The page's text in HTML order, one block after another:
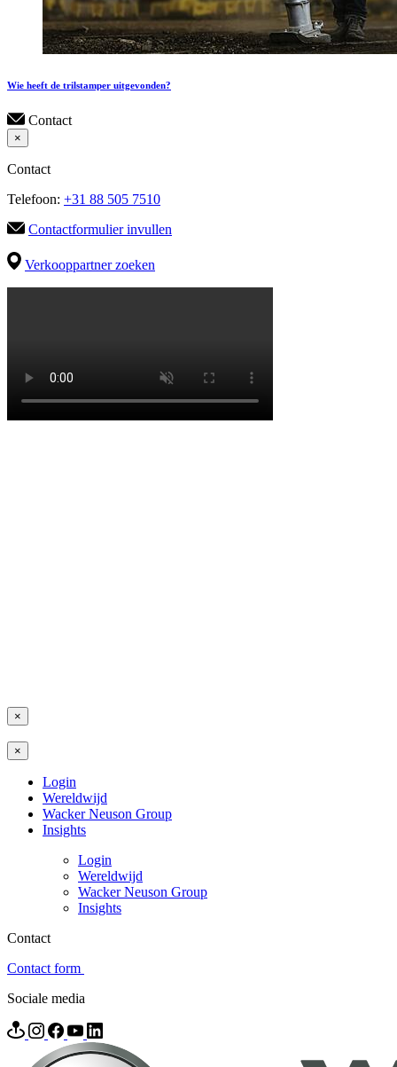
Wie heeft de trilstamper uitgevonden?
Contact
×
Contact
Telefoon: +31 88 505 7510
Contactformulier invullen
Verkooppartner zoeken
×
×
Login
Wereldwijd
Wacker Neuson Group
Insights
Login
Wereldwijd
Wacker Neuson Group
Insights
Contact
Contact form
Sociale media